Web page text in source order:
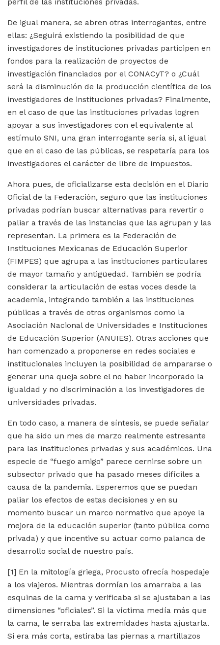
De igual manera, se abren otras interrogantes, entre
ellas: ¿Seguirá existiendo la posibilidad de que
investigadores de instituciones privadas participen en
fondos para la realización de proyectos de
investigación financiados por el CONACyT? o ¿Cuál
será la disminución de la producción científica de los
investigadores de instituciones privadas? Finalmente,
en el caso de que las instituciones privadas logren
apoyar a sus investigadores con el equivalente al
estímulo SNI, una gran interrogante sería si, al igual
que en el caso de las públicas, se respetaría para los
investigadores el carácter de libre de impuestos.
Ahora pues, de oficializarse esta decisión en el Diario
Oficial de la Federación, seguro que las instituciones
privadas podrían buscar alternativas para revertir o
paliar a través de las instancias que las agrupan y las
representan. La primera es la Federación de
Instituciones Mexicanas de Educación Superior
(FIMPES) que agrupa a las instituciones particulares
de mayor tamaño y antigüedad. También se podría
considerar la articulación de estas voces desde la
academia, integrando también a las instituciones
públicas a través de otros organismos como la
Asociación Nacional de Universidades e Instituciones
de Educación Superior (ANUIES). Otras acciones que
han comenzado a proponerse en redes sociales e
institucionales incluyen la posibilidad de ampararse o
generar una queja sobre el no haber incorporado la
igualdad y no discriminación a los investigadores de
universidades privadas.
En todo caso, a manera de síntesis, se puede señalar
que ha sido un mes de marzo realmente estresante
para las instituciones privadas y sus académicos. Una
especie de “fuego amigo” parece cernirse sobre un
subsector privado que ha pasado meses difíciles a
causa de la pandemia. Esperemos que se puedan
paliar los efectos de estas decisiones y en su
momento buscar un marco normativo que apoye la
mejora de la educación superior (tanto pública como
privada) y que incentive su actuar como palanca de
desarrollo social de nuestro país.
[1] En la mitología griega, Procusto ofrecía hospedaje
a los viajeros. Mientras dormían los amarraba a las
esquinas de la cama y verificaba si se ajustaban a las
dimensiones “oficiales”. Si la víctima medía más que
la cama, le serraba las extremidades hasta ajustarla.
Si era más corta, estiraba las piernas a martillazos